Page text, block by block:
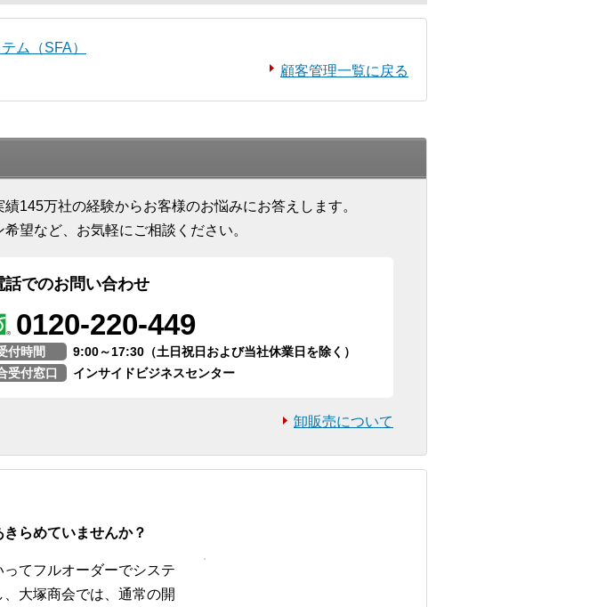
ム（SFA）
顧客管理一覧に戻る
145万社の経験からお客様のお悩みにお答えします。
望など、お気軽にご相談ください。
話でのお問い合わせ
0120-220-449
付時間
9:00～17:30（土日祝日および当社休業日を除く）
受付窓口
インサイドビジネスセンター
卸販売について
らめていませんか？
てフルオーダーでシステ
大塚商会では、通常の開